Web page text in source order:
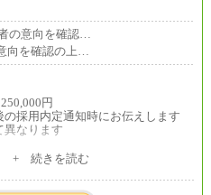
の意向を確認…
向を確認の上…
円
採用内定通知時にお伝えします
なります
円
+ 続きを読む